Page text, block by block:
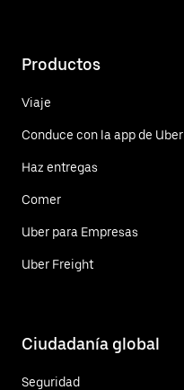
Productos
Viaje
Conduce con la app de Uber
Haz entregas
Comer
Uber para Empresas
Uber Freight
Ciudadanía global
Seguridad